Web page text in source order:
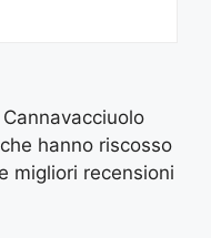
hanno riscosso
migliori recensioni